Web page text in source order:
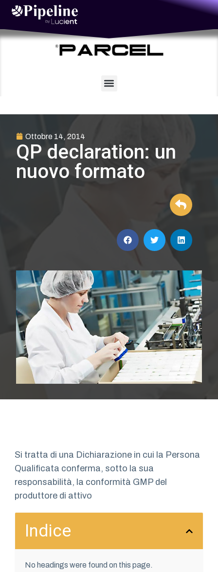
al
Ottobre 14, 2014
QP declaration: un
nuovo formato
Si tratta di una Dichiarazione in cui la Persona
Qualificata conferma, sotto la sua
responsabilità, la conformità GMP del
produttore di attivo
Indice
No headings were found on this page.